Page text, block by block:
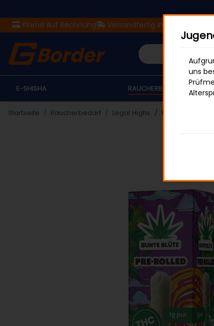
Klarna Auf Rechnung Versandfertig in 24 Stunden
E-SHISHA RAUCHERBEDARF
Startseite Raucherbedarf Legal Highs Bunte Blüte
uns